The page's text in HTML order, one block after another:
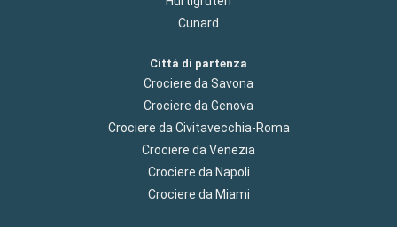
Cunard
Città di partenza
Crociere da Savona
Crociere da Genova
Crociere da Civitavecchia-Roma
Crociere da Venezia
Crociere da Napoli
Crociere da Miami